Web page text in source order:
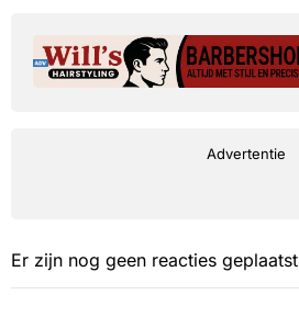
Advertentie
Er zijn nog geen reacties geplaatst